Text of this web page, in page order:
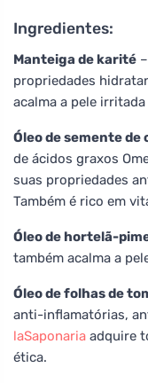
Ingredientes:
Manteiga de karité
propriedades
acalma a pele
Óleo de semente de
de ácidos graxos
suas propriedades
Também é rico em
Óleo de hortelã-
também acalma a
Óleo de folhas de
anti-inflamatórias,
laSaponaria adquire
ética.